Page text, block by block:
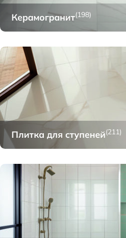
Керамогранит(198)
Плитка для ступеней(211)